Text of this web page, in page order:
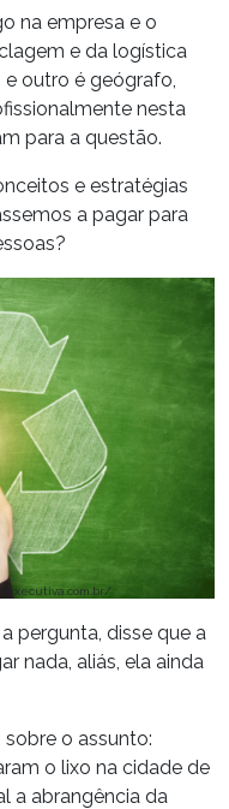
na empresa e o
e da logística
e outro é geógrafo,
nesta
para a questão.
e estratégias
a pagar para
pergunta, disse que a
nada, aliás, ela ainda
o assunto:
o lixo na cidade de
a abrangência da